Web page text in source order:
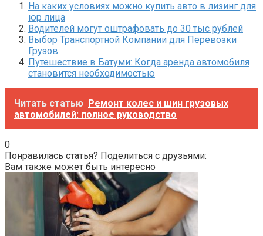
На каких условиях можно купить авто в лизинг для
юр лица
Водителей могут оштрафовать до 30 тыс рублей
Выбор Транспортной Компании для Перевозки
Грузов
Путешествие в Батуми: Когда аренда автомобиля
становится необходимостью
Читать статью Ремонт колес и шин грузовых
автомобилей: полное руководство
0
Понравилась статья? Поделиться с друзьями:
Вам также может быть интересно